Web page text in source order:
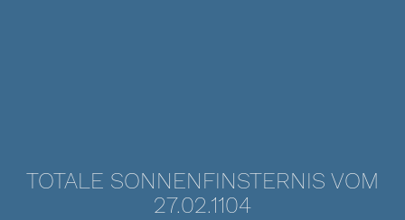
TOTALE SONNENFINSTERNIS VOM
27.02.1104